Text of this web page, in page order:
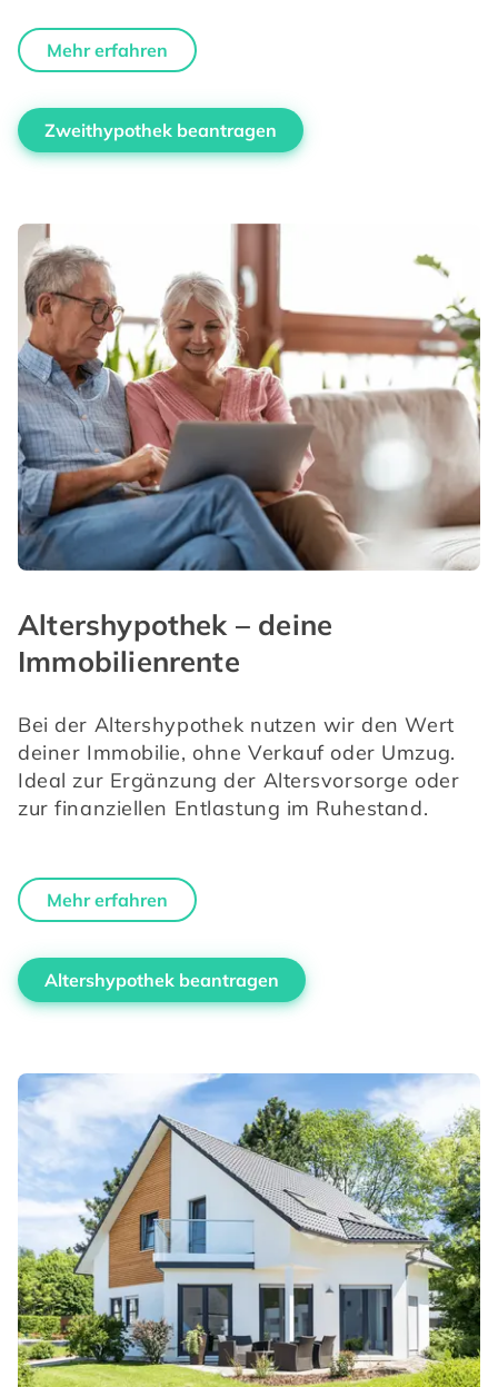
Mehr erfahren
Zweithypothek beantragen
Altershypothek – deine
Immobilienrente
Bei der Altershypothek nutzen wir den Wert
deiner Immobilie, ohne Verkauf oder Umzug.
Ideal zur Ergänzung der Altersvorsorge oder
zur finanziellen Entlastung im Ruhestand.
Mehr erfahren
Altershypothek beantragen